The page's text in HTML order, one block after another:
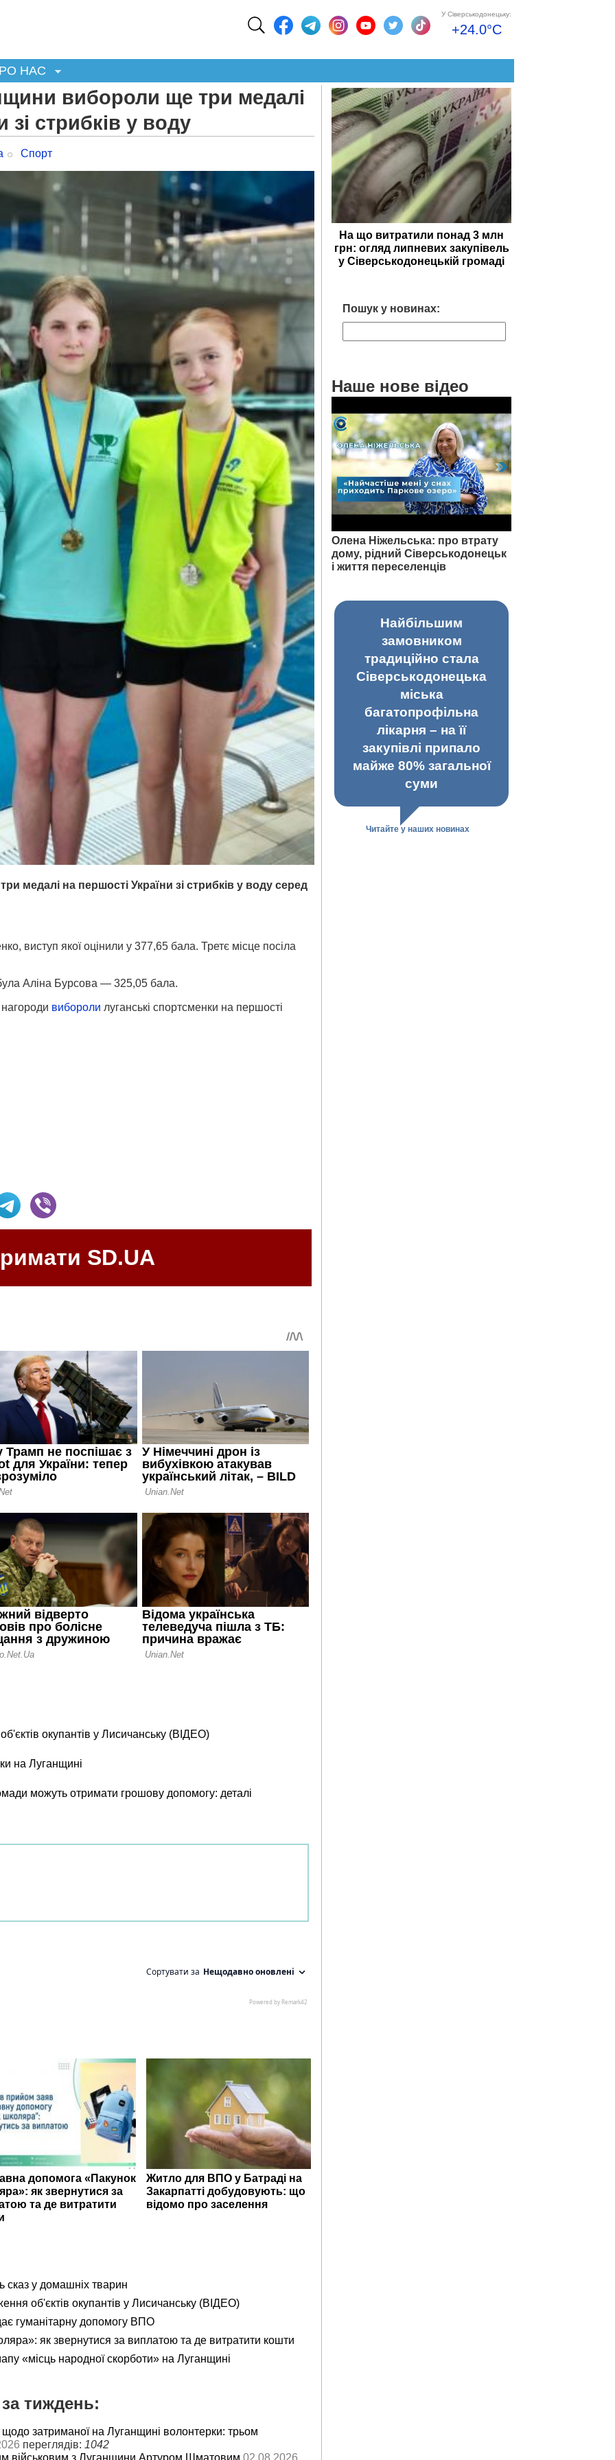
У Сіверськодонецьку:
+24.0°C
НАС
вибороли ще три медалі
зі стрибків у воду
Спорт
медалі на першості України зі стрибків у воду серед
виступ якої оцінили у 377,65 бала. Третє місце посіла
Аліна Бурсова — 325,05 бала.
вибороли луганські спортсменки на першості
SD.UA
окупантів у Лисичанську (ВІДЕО)
на Луганщині
можуть отримати грошову допомогу: деталі
допомога «Пакунок
як звернутися за
та де витратити
Житло для ВПО у Батраді на
Закарпатті добудовують: що
відомо про заселення
сказ у домашніх тварин
об'єктів окупантів у Лисичанську (ВІДЕО)
гуманітарну допомогу ВПО
як звернутися за виплатою та де витратити кошти
«місць народної скорботи» на Луганщині
тиждень:
затриманої на Луганщині волонтерки: трьом
переглядів: 1042
військовим з Луганщини Артуром Шматовим 02.08.2026
На що витратили понад 3 млн
грн: огляд липневих закупівель
у Сіверськодонецькій громаді
Пошук у новинах:
Наше нове відео
Олена Ніжельська: про втрату
дому, рідний Сіверськодонецьк
і життя переселенців
Найбільшим
замовником
традиційно стала
Сіверськодонецька
міська
багатопрофільна
лікарня – на її
закупівлі припало
майже 80% загальної
суми
Читайте у наших новинах